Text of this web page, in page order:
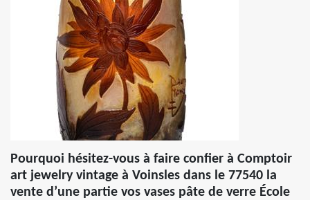
Pourquoi hésitez-vous à faire confier à Comptoir
art jewelry vintage à Voinsles dans le 77540 la
vente d’une partie vos vases pâte de verre École